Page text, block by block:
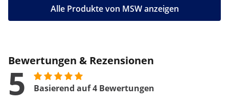
Alle Produkte von MSW anzeigen
Bewertungen & Rezensionen
5 Basierend auf 4 Bewertungen